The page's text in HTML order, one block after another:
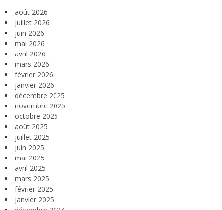
août 2026
juillet 2026
juin 2026
mai 2026
avril 2026
mars 2026
février 2026
janvier 2026
décembre 2025
novembre 2025
octobre 2025
août 2025
juillet 2025
juin 2025
mai 2025
avril 2025
mars 2025
février 2025
janvier 2025